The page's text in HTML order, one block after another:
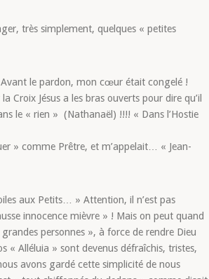
très simplement, quelques « petites
le pardon, mon cœur était congelé !
Jésus a les bras ouverts pour dire qu’il
le « rien » (Nathanaël) !!!! « Dans l’Hostie
» comme Prêtre, et m’appelait… « Jean-
aux Petits… » Attention, il n’est pas
innocence mièvre » ! Mais on peut quand
personnes », à force de rendre Dieu
« Alléluia » sont devenus défraîchis, tristes,
avons gardé cette simplicité de nous